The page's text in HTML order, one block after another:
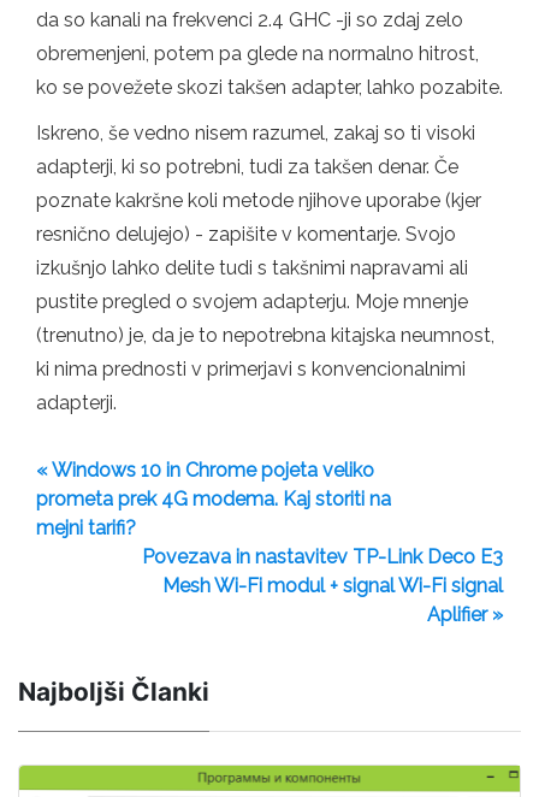
da so kanali na frekvenci 2.4 GHC -ji so zdaj zelo
obremenjeni, potem pa glede na normalno hitrost,
ko se povežete skozi takšen adapter, lahko pozabite.
Iskreno, še vedno nisem razumel, zakaj so ti visoki
adapterji, ki so potrebni, tudi za takšen denar. Če
poznate kakršne koli metode njihove uporabe (kjer
resnično delujejo) - zapišite v komentarje. Svojo
izkušnjo lahko delite tudi s takšnimi napravami ali
pustite pregled o svojem adapterju. Moje mnenje
(trenutno) je, da je to nepotrebna kitajska neumnost,
ki nima prednosti v primerjavi s konvencionalnimi
adapterji.
« Windows 10 in Chrome pojeta veliko
prometa prek 4G modema. Kaj storiti na
mejni tarifi?
Povezava in nastavitev TP-Link Deco E3
Mesh Wi-Fi modul + signal Wi-Fi signal
Aplifier »
Najboljši Članki